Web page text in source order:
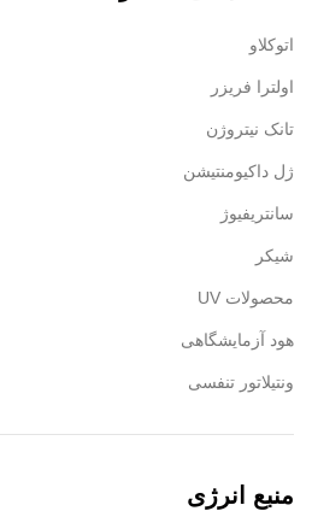
اتوکلاو
اولترا فریزر
تانک نیتروژن
ژل داکیومنتیشن
سانتریفیوژ
شیکر
محصولات UV
هود آزمایشگاهی
ونتیلاتور تنفسی
منبع انرژی